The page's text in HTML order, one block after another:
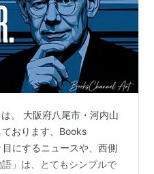
。 大阪府八尾市・河内山
おります、Books
にするニュースや、西側
」は、とてもシンプルで